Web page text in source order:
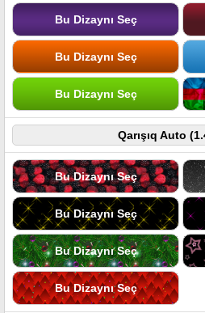
Bu Dizaynı Seç
Bu Dizaynı Seç
Bu Dizaynı Seç
Qarışıq Auto
Bu Dizaynı Seç
Bu Dizaynı Seç
Bu Dizaynı Seç
Bu Dizaynı Seç